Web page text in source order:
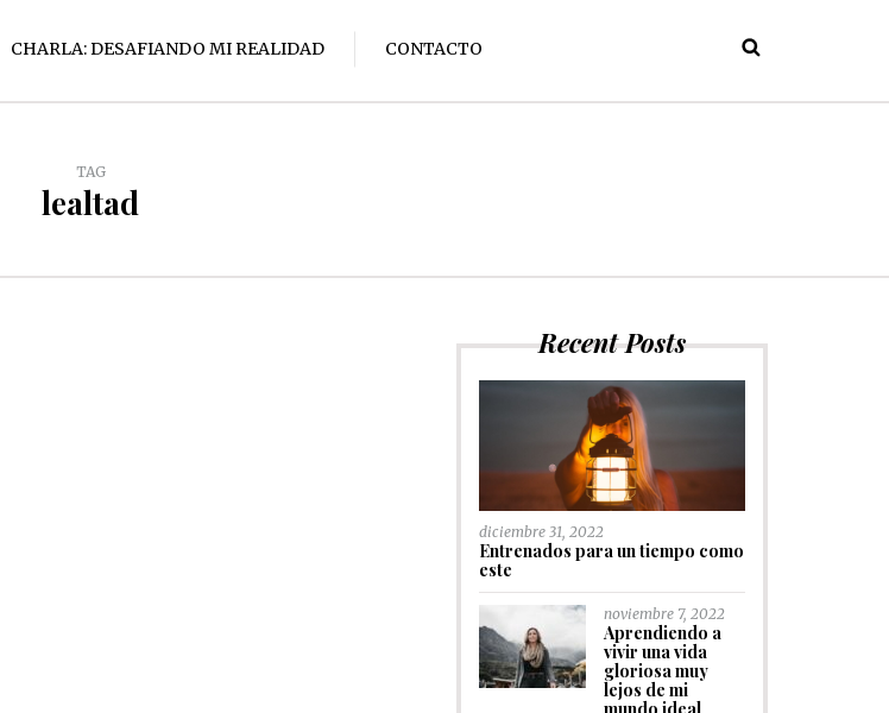
CHARLA: DESAFIANDO MI REALIDAD CONTACTO
TAG
lealtad
Recent Posts
diciembre 31, 2022
Entrenados para un tiempo como
este
noviembre 7, 2022
Aprendiendo a
vivir una vida
gloriosa muy
lejos de mi